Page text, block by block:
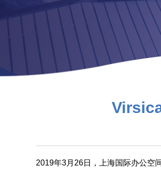
2019年3月26日，上海国际办公空